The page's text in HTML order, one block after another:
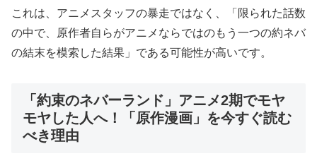
これは、アニメスタッフの暴走ではなく、「限られた話数
の中で、原作者自らがアニメならではのもう一つの約ネバ
の結末を模索した結果」である可能性が高いです。
「約束のネバーランド」アニメ2期でモヤ
モヤした人へ！「原作漫画」を今すぐ読む
べき理由